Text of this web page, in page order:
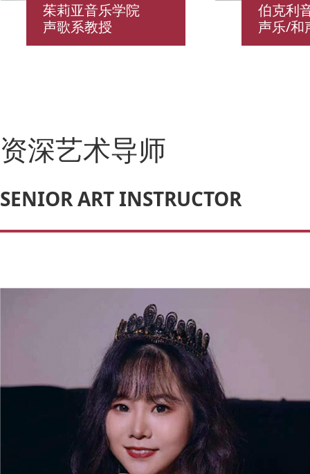
茱莉亚音乐学院
声歌系教授
伯克利
声乐/和
资深艺术导师
SENIOR ART INSTRUCTOR